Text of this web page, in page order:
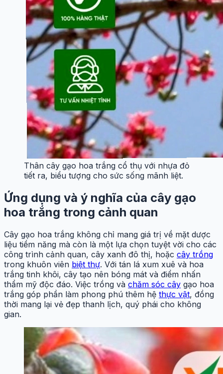
Thân cây gạo hoa trắng cổ thụ với nhựa đỏ
tiết ra, biểu tượng cho sức sống mãnh liệt.
Ứng dụng và ý nghĩa của cây gạo
hoa trắng trong cảnh quan
Cây gạo hoa trắng không chỉ mang giá trị về mặt dược
liệu tiềm năng mà còn là một lựa chọn tuyệt vời cho các
công trình cảnh quan, cây xanh đô thị, hoặc cây trồng
trong khuôn viên biệt thự. Với tán lá xum xuê và hoa
trắng tinh khôi, cây tạo nên bóng mát và điểm nhấn
thẩm mỹ độc đáo. Việc trồng và chăm sóc cây gạo hoa
trắng góp phần làm phong phú thêm hệ thực vật, đồng
thời mang lại vẻ đẹp thanh lịch, quý phái cho không
gian.